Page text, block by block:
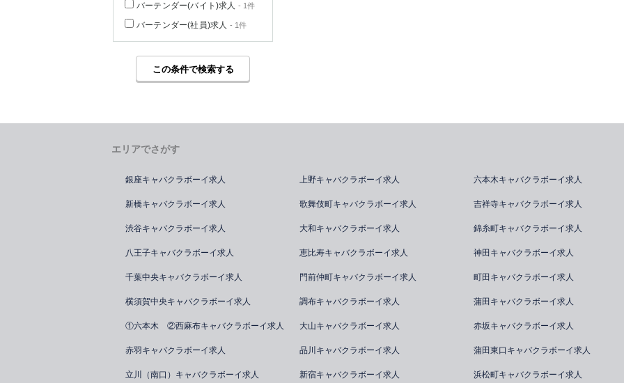
バーテンダー(バイト)求人 - 1件
バーテンダー(社員)求人 - 1件
この条件で検索する
エリアでさがす
銀座キャバクラボーイ求人 上野キャバクラボーイ求人 六本木キャバクラボーイ求人
新橋キャバクラボーイ求人 歌舞伎町キャバクラボーイ求人 吉祥寺キャバクラボーイ求人
渋谷キャバクラボーイ求人 大和キャバクラボーイ求人 錦糸町キャバクラボーイ求人
八王子キャバクラボーイ求人 恵比寿キャバクラボーイ求人 神田キャバクラボーイ求人
千葉中央キャバクラボーイ求人 門前仲町キャバクラボーイ求人 町田キャバクラボーイ求人
横須賀中央キャバクラボーイ求人 調布キャバクラボーイ求人 蒲田キャバクラボーイ求人
①六本木 ②西麻布キャバクラボーイ求人 大山キャバクラボーイ求人 赤坂キャバクラボーイ求人
赤羽キャバクラボーイ求人 品川キャバクラボーイ求人 蒲田東口キャバクラボーイ求人
立川（南口）キャバクラボーイ求人 新宿キャバクラボーイ求人 浜松町キャバクラボーイ求人